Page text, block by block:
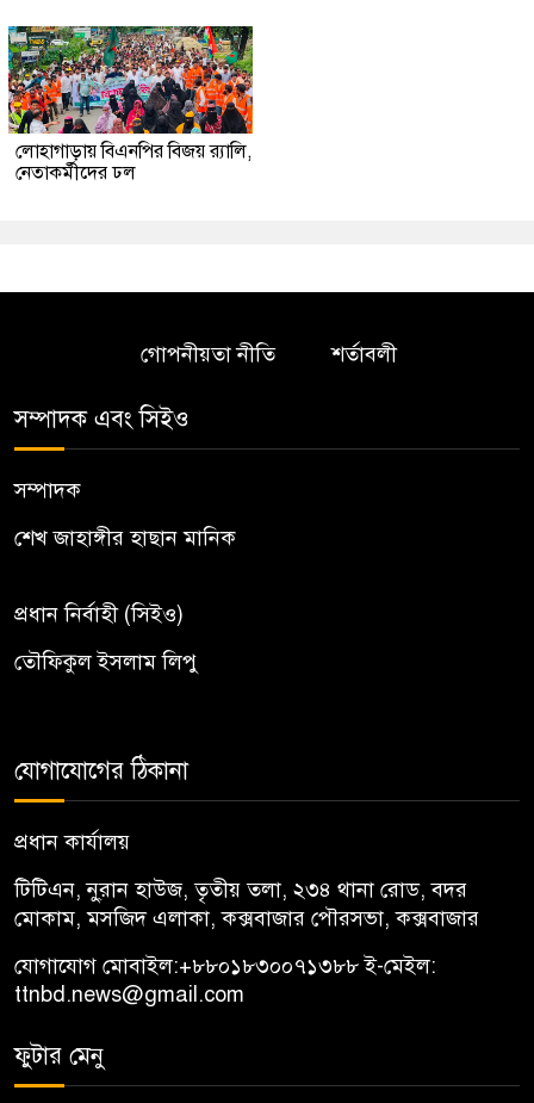
লোহাগাড়ায় বিএনপির বিজয় র‍্যালি,
নেতাকর্মীদের ঢল
গোপনীয়তা নীতি শর্তাবলী
সম্পাদক এবং সিইও
সম্পাদক
শেখ জাহাঙ্গীর হাছান মানিক
প্রধান নির্বাহী (সিইও)
তৌফিকুল ইসলাম লিপু
যোগাযোগের ঠিকানা
প্রধান কার্যালয়
টিটিএন, নু্রান হাউজ, তৃতীয় তলা, ২৩৪ থানা রোড, বদর
মোকাম, মসজিদ এলাকা, কক্সবাজার পৌরসভা, কক্সবাজার
যোগাযোগ মোবাইল:+৮৮০১৮৩০০৭১৩৮৮ই-মেইল:
ttnbd.news@gmail.com
ফুটার মেনু